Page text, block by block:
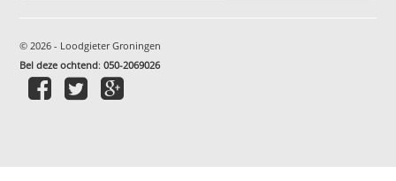
© 2026 - Loodgieter Groningen
Bel deze ochtend:050-2069026